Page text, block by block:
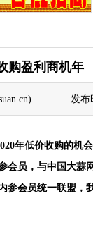
购盈利商机年
发布时
年低价收购的机
会员，与中国大蒜
参会员统一联盟，